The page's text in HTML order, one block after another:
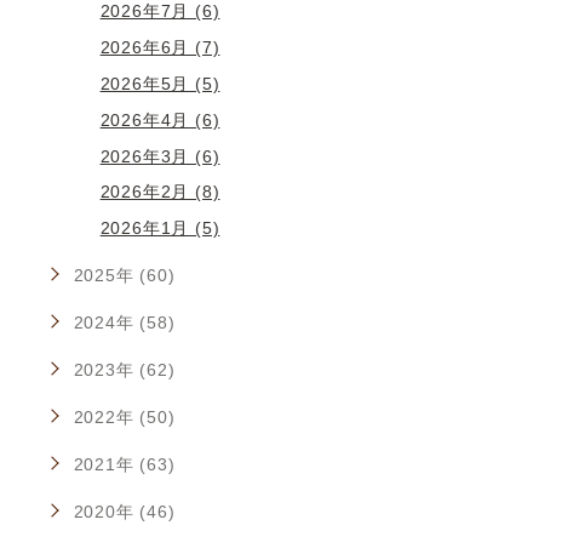
2026年7月 (6)
2026年6月 (7)
2026年5月 (5)
2026年4月 (6)
2026年3月 (6)
2026年2月 (8)
2026年1月 (5)
2025年 (60)
2024年 (58)
2023年 (62)
2022年 (50)
2021年 (63)
2020年 (46)